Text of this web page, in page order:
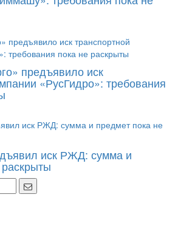
предъявило иск
«РусГидро»: требования
иск РЖД: сумма и